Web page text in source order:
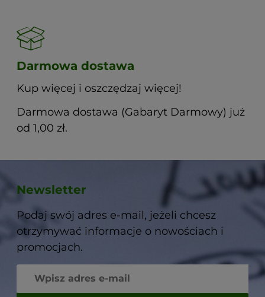
Darmowa dostawa
Kup więcej i oszczędzaj więcej!
Darmowa dostawa (Gabaryt Darmowy) już
od 1,00 zł.
Newsletter
Podaj swój adres e-mail, jeżeli chcesz
otrzymywać informacje o nowościach i
promocjach.